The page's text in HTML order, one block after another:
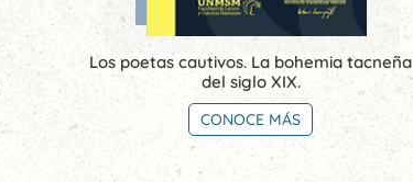
Los poetas cautivos. La bohemia tacneña
del siglo XIX.
CONOCE MÁS